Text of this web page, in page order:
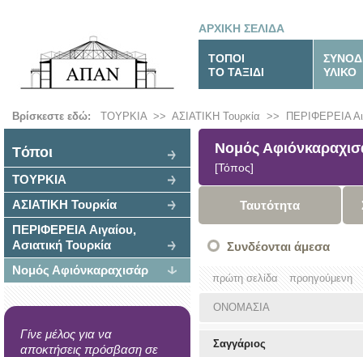
ΑΡΧΙΚΗ ΣΕΛΙΔΑ
ΤΟΠΟΙ
ΤΟ ΤΑΞΙΔΙ
ΥΛΙΚΟ
Βρίσκεστε εδώ: ΤΟΥΡΚΙΑ>> ΑΣΙΑΤΙΚΗ Τουρκία >> ΠΕΡΙΦΕΡΕΙΑ
Tόποι
ΤΟΥΡΚΙΑ
ΑΣΙΑΤΙΚΗ Τουρκία
ΠΕΡΙΦΕΡΕΙΑ Αιγαίου,
Ασιατική Τουρκία
Νομός Αφιόνκαραχισάρ
Γίνε μέλος για να
αποκτήσεις πρόσβαση σε
Νομός
[Τόπος]
Ταυτότητα
Συνδέονται άμεσα
πρώτη σελίδα προηγούμενη
ΟΝΟΜΑΣΙΑ
Σαγγάριος